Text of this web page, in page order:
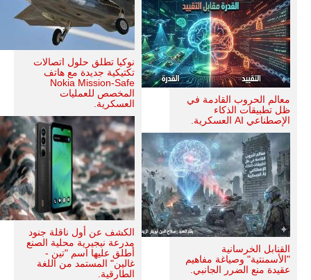
معالم الحروب القادمة في
ظل تطبيقات الذكاء
الإصطناعي AI العسكرية.
القنابل الخرسانية
"الأسمنتية" وصياغة مفاهيم
عقيدة منع الضرر الجانبي.
نوكيا تطلق حلول اتصالات
تكتيكية جديدة مع هاتف
Nokia Mission-Safe
المخصص للعمليات
العسكرية.
الكشف عن أول ناقلة جنود
مدرعة نيجيرية محلية الصنع
أطلق عليها اسم "تين -
غالين" المستمد من اللغة
الطارقية.